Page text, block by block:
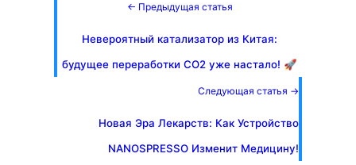
← Предыдущая статья
Невероятный катализатор из Китая:
будущее переработки CO2 уже настало! 🚀
Следующая статья →
Новая Эра Лекарств: Как Устройство
NANOSPRESSO Изменит Медицину!